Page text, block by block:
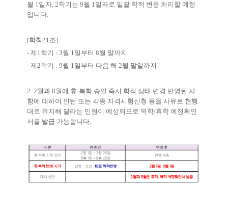
월 1일자, 2학기는 9월 1일자로 일괄 학적 변동 처리할 예정
입니다.
[학칙21조]
- 제1학기 : 3월 1일부터 8월 말까지
- 제2학기 : 9월 1일부터 다음 해 2월 말일까지
2. 2월과 8월에 휴·복학 승인 즉시 학적 상태 변경 반영된 사
항에 대하여 인턴 또는 각종 자격시험신청 등을 사유로 현행
대로 유지해 달라는 민원이 예상되므로 복학/휴학 예정확인
서를 발급 가능합니다.